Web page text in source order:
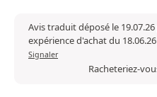
Avis traduit déposé le
expérience d'achat du 18.06.26
Signaler
Racheteriez-